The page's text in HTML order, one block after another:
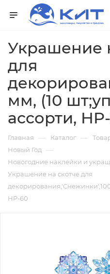
Украшение
для
мм, (10
ассорти,
Главная — Каталог —
Новый Год —
Новогодние наклейки и
Украшение на скотче для
HP-60